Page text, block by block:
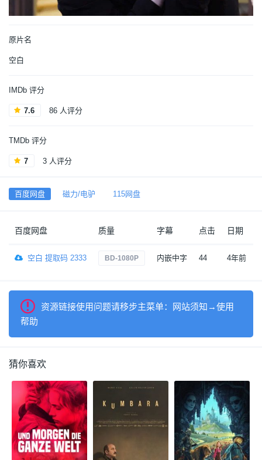
原片名
空白
IMDb 评分
7.6 86 人评分
TMDb 评分
7 3 人评分
百度网盘 磁力/电驴 115网盘
百度网盘 质量 字幕 点击 日期
空白 提取码 2333 BD-1080P 内嵌中字 44 4年前
资源链接使用问题请移步主菜单：网站须知→使用
帮助
猜你喜欢